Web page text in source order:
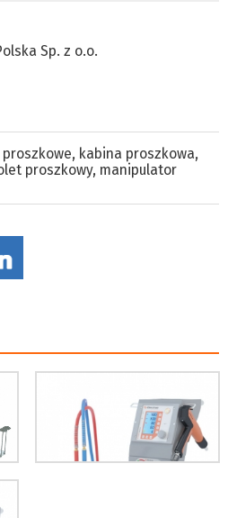
Sp. z o.o.
, kabina proszkowa,
proszkowy, manipulator